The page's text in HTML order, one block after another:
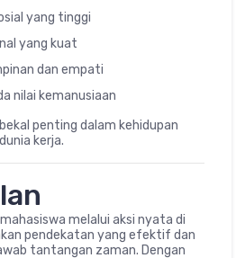
yang tinggi
yang kuat
dan empati
nilai kemanusiaan
penting dalam kehidupan
kerja.
melalui aksi nyata di
pendekatan yang efektif dan
tantangan zaman. Dengan